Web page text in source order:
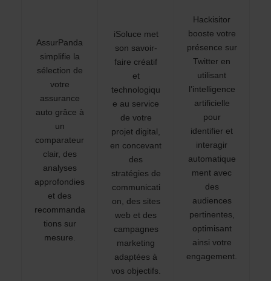
AssurPanda
simplifie la
sélection de
votre
assurance
auto grâce à
un
comparateur
clair, des
analyses
approfondies
et des
recommanda
tions sur
mesure.
iSoluce met
son savoir-
faire créatif
et
technologiqu
e au service
de votre
projet digital,
en concevant
des
stratégies de
communicati
on, des sites
web et des
campagnes
marketing
adaptées à
vos objectifs.
Hackisitor
booste votre
présence sur
Twitter en
utilisant
l’intelligence
artificielle
pour
identifier et
interagir
automatique
ment avec
des
audiences
pertinentes,
optimisant
ainsi votre
engagement.